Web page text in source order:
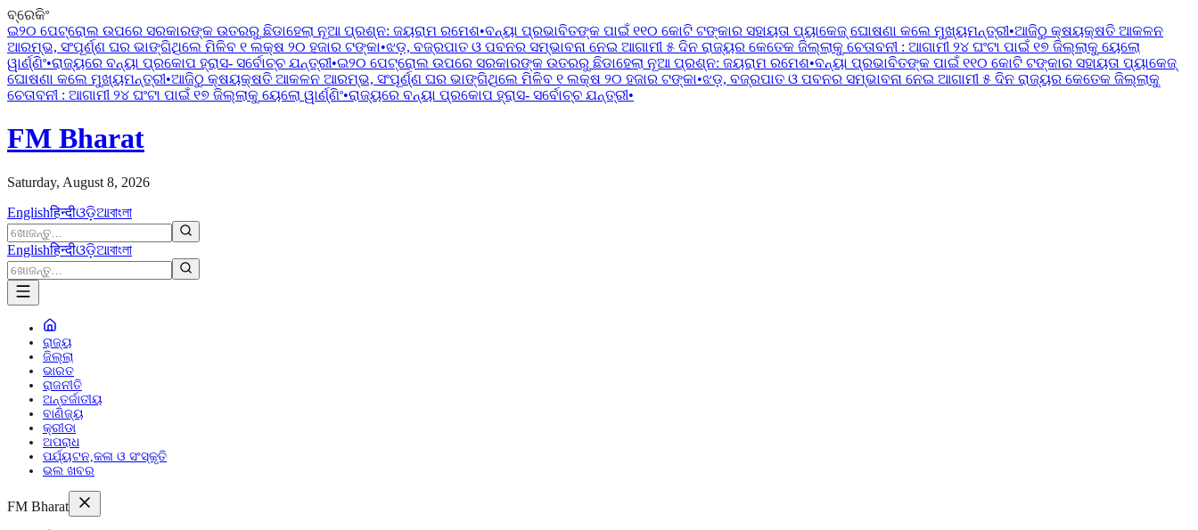
ବ୍ରେକିଂ
ଇ୨୦ ପେଟ୍ରୋଲ ଉପରେ ସରକାରଙ୍କ ଉତରରୁ ଛିଡାହେଲା ନୂଆ ପ୍ରଶ୍ନ: ଜୟରାମ ରମେଶ•ବନ୍ୟା ପ୍ରଭାବିତଙ୍କ ପାଇଁ ୧୧୦ କୋଟି ଟଙ୍କାର ସହାୟତା ପ୍ୟାକେଜ୍ ଘୋଷଣା କଲେ ମୁଖ୍ୟମନ୍ତ୍ରୀ•ଆଜିଠୁ କ୍ଷୟକ୍ଷତି ଆକଳନ
ଆରମ୍ଭ, ସଂପୂର୍ଣ୍ଣ ଘର ଭାଙ୍ଗିଥିଲେ ମିଳିବ ୧ ଲକ୍ଷ ୨୦ ହଜାର ଟଙ୍କା•ଝଡ଼, ବଜ୍ରପାତ ଓ ପବନର ସମ୍ଭାବନା ନେଇ ଆଗାମୀ ୫ ଦିନ ରାଜ୍ୟର କେତେକ ଜିଲ୍ଲାକୁ ଚେତାବନୀ : ଆଗାମୀ ୨୪ ଘଂଟା ପାଇଁ ୧୭ ଜିଲ୍ଲାକୁ ୟେଲୋ
ୱାର୍ଣ୍ଣିଂ•ରାଜ୍ୟରେ ବନ୍ୟା ପ୍ରକୋପ ହ୍ରାସ- ସର୍ବୋଚ୍ଚ ଯନ୍ତ୍ରୀ•ଇ୨୦ ପେଟ୍ରୋଲ ଉପରେ ସରକାରଙ୍କ ଉତରରୁ ଛିଡାହେଲା ନୂଆ ପ୍ରଶ୍ନ: ଜୟରାମ ରମେଶ•ବନ୍ୟା ପ୍ରଭାବିତଙ୍କ ପାଇଁ ୧୧୦ କୋଟି ଟଙ୍କାର ସହାୟତା ପ୍ୟାକେଜ୍
ଘୋଷଣା କଲେ ମୁଖ୍ୟମନ୍ତ୍ରୀ•ଆଜିଠୁ କ୍ଷୟକ୍ଷତି ଆକଳନ ଆରମ୍ଭ, ସଂପୂର୍ଣ୍ଣ ଘର ଭାଙ୍ଗିଥିଲେ ମିଳିବ ୧ ଲକ୍ଷ ୨୦ ହଜାର ଟଙ୍କା•ଝଡ଼, ବଜ୍ରପାତ ଓ ପବନର ସମ୍ଭାବନା ନେଇ ଆଗାମୀ ୫ ଦିନ ରାଜ୍ୟର କେତେକ ଜିଲ୍ଲାକୁ
ଚେତାବନୀ : ଆଗାମୀ ୨୪ ଘଂଟା ପାଇଁ ୧୭ ଜିଲ୍ଲାକୁ ୟେଲୋ ୱାର୍ଣ୍ଣିଂ•ରାଜ୍ୟରେ ବନ୍ୟା ପ୍ରକୋପ ହ୍ରାସ- ସର୍ବୋଚ୍ଚ ଯନ୍ତ୍ରୀ•
FM Bharat
Saturday, August 8, 2026
Englishहिन्दीଓଡ଼ିଆবাংলা
Englishहिन्दीଓଡ଼ିଆবাংলা
ରାଜ୍ୟ
ଜିଲ୍ଲା
ଭାରତ
ରାଜନୀତି
ଅନ୍ତର୍ଜାତୀୟ
ବାଣିଜ୍ୟ
କ୍ରୀଡା
ଅପରାଧ
ପର୍ଯ୍ୟଟନ,କଳା ଓ ସଂସ୍କୃତି
ଭଲ ଖବର
FM Bharat